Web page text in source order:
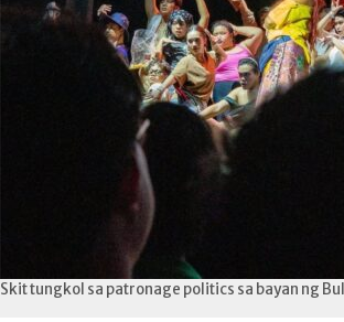
Skit tungkol sa patronage politics sa bayan ng